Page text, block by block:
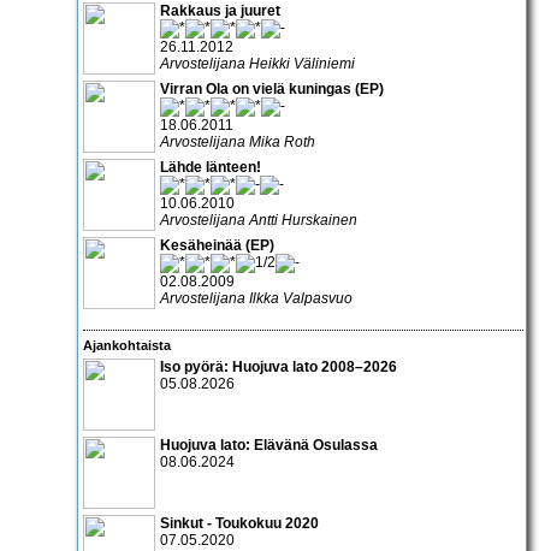
Rakkaus ja juuret
26.11.2012
Arvostelijana Heikki Väliniemi
Virran Ola on vielä kuningas (EP)
18.06.2011
Arvostelijana Mika Roth
Lähde länteen!
10.06.2010
Arvostelijana Antti Hurskainen
Kesäheinää (EP)
02.08.2009
Arvostelijana Ilkka Valpasvuo
Ajankohtaista
Iso pyörä: Huojuva lato 2008–2026
05.08.2026
Huojuva lato: Elävänä Osulassa
08.06.2024
Sinkut - Toukokuu 2020
07.05.2020